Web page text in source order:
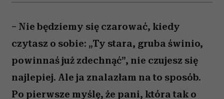
– Nie będziemy się czarować, kiedy
czytasz o sobie: „Ty stara, gruba świnio,
powinnaś już zdechnąć”, nie czujesz się
najlepiej. Ale ja znalazłam na to sposób.
Po pierwsze myślę, że pani, która tak o